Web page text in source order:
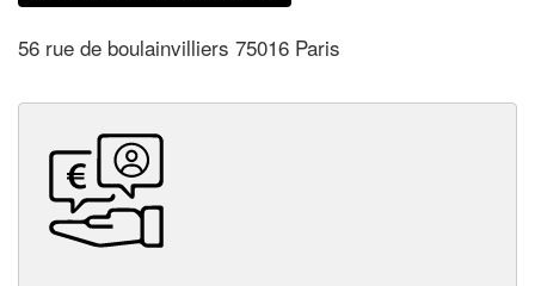
56 rue de boulainvilliers 75016 Paris